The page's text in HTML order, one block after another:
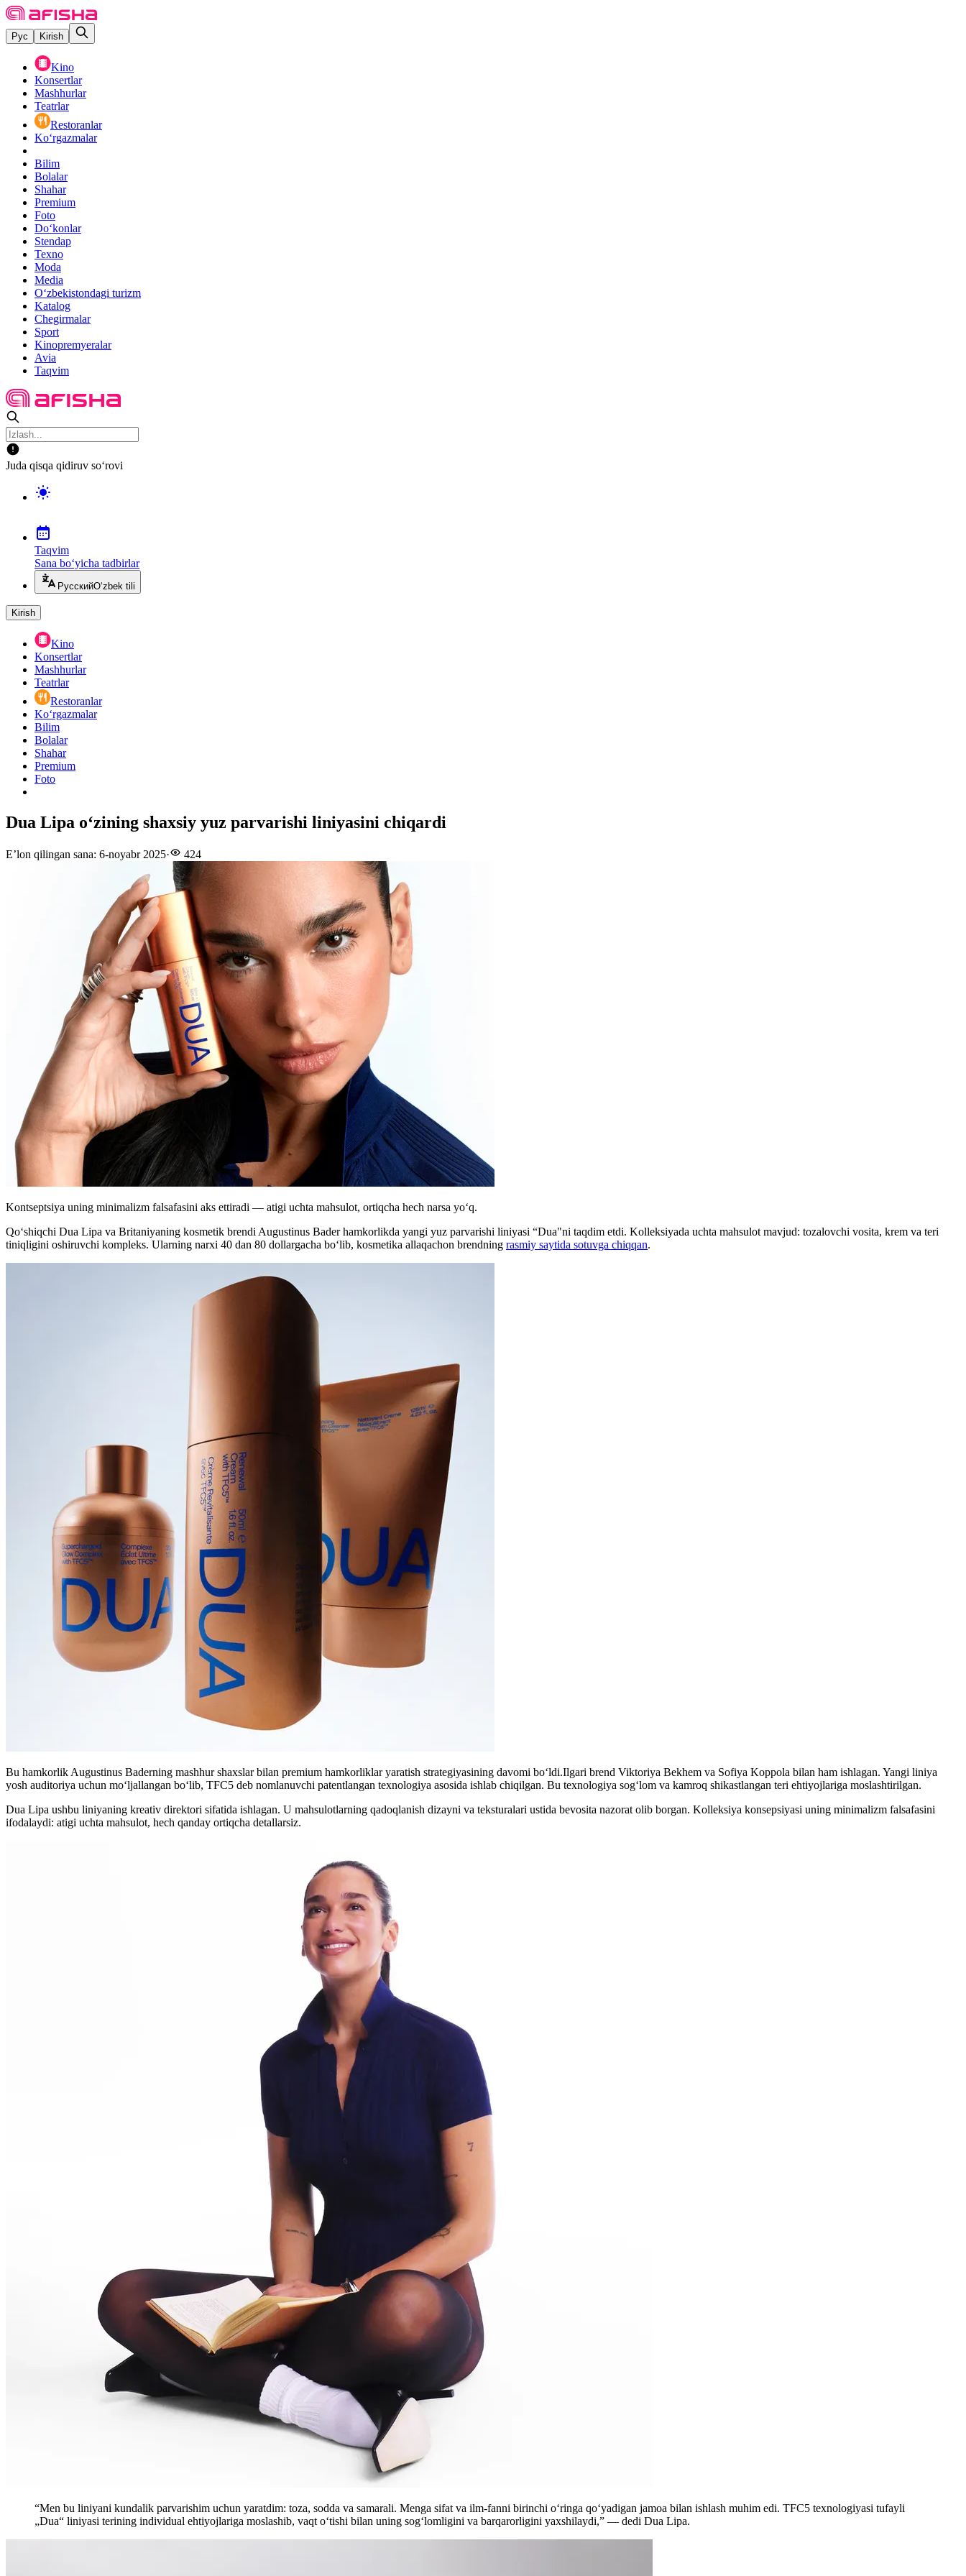
Рус Kirish
Kino
Konsertlar
Mashhurlar
Teatrlar
Restoranlar
Ko‘rgazmalar
Bilim
Bolalar
Shahar
Premium
Foto
Do‘konlar
Stendap
Texno
Moda
Media
O‘zbekistondagi turizm
Katalog
Chegirmalar
Sport
Kinopremyeralar
Avia
Taqvim
Juda qisqa qidiruv so‘rovi
Taqvim
Sana bo‘yicha tadbirlar
РусскийO‘zbek tili
Kirish
Kino
Konsertlar
Mashhurlar
Teatrlar
Restoranlar
Ko‘rgazmalar
Bilim
Bolalar
Shahar
Premium
Foto
Dua Lipa o‘zining shaxsiy yuz parvarishi liniyasini chiqardi
E’lon qilingan sana: 6-noyabr 2025· 424
Kontseptsiya uning minimalizm falsafasini aks ettiradi — atigi uchta mahsulot, ortiqcha hech narsa yo‘q.
Qo‘shiqchi Dua Lipa va Britaniyaning kosmetik brendi Augustinus Bader hamkorlikda yangi yuz parvarishi liniyasi “Dua"ni taqdim etdi. Kolleksiyada uchta mahsulot mavjud: tozalovchi vosita, krem va teri
tiniqligini oshiruvchi kompleks. Ularning narxi 40 dan 80 dollargacha bo‘lib, kosmetika allaqachon brendning rasmiy saytida sotuvga chiqqan.
Bu hamkorlik Augustinus Baderning mashhur shaxslar bilan premium hamkorliklar yaratish strategiyasining davomi bo‘ldi.Ilgari brend Viktoriya Bekhem va Sofiya Koppola bilan ham ishlagan. Yangi liniya
yosh auditoriya uchun mo‘ljallangan bo‘lib, TFC5 deb nomlanuvchi patentlangan texnologiya asosida ishlab chiqilgan. Bu texnologiya sog‘lom va kamroq shikastlangan teri ehtiyojlariga moslashtirilgan.
Dua Lipa ushbu liniyaning kreativ direktori sifatida ishlagan. U mahsulotlarning qadoqlanish dizayni va teksturalari ustida bevosita nazorat olib borgan. Kolleksiya konsepsiyasi uning minimalizm falsafasini
ifodalaydi: atigi uchta mahsulot, hech qanday ortiqcha detallarsiz.
“Men bu liniyani kundalik parvarishim uchun yaratdim: toza, sodda va samarali. Menga sifat va ilm-fanni birinchi o‘ringa qo‘yadigan jamoa bilan ishlash muhim edi. TFC5 texnologiyasi tufayli
„Dua“ liniyasi terining individual ehtiyojlariga moslashib, vaqt o‘tishi bilan uning sog‘lomligini va barqarorligini yaxshilaydi,” — dedi Dua Lipa.